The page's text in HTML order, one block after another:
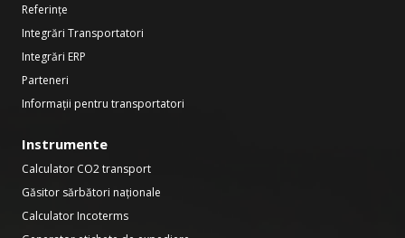
Referințe
Integrări Transportatori
Integrări ERP
Parteneri
Informații pentru transportatori
Instrumente
Calculator CO2 transport
Găsitor sărbători naționale
Calculator Incoterms